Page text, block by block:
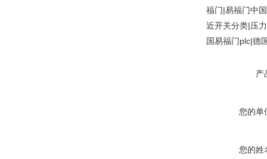
福门|易福门中
近开关分类|压
国易福门plc|德
产
您的单
您的姓